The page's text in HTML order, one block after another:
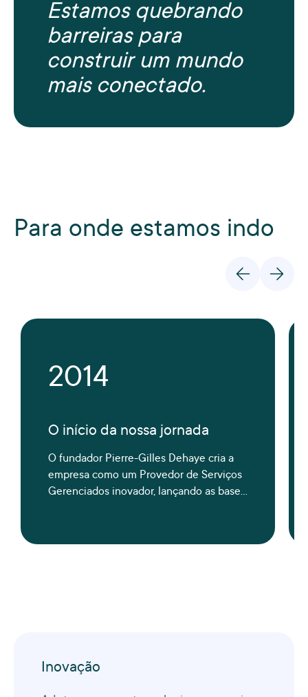
Estamos quebrando
barreiras para
construir um mundo
mais conectado.
Para onde estamos indo
2014
O início da nossa jornada
O fundador Pierre-Gilles Dehaye cria a
empresa como um Provedor de Serviços
Gerenciados inovador, lançando as bases
Inovação